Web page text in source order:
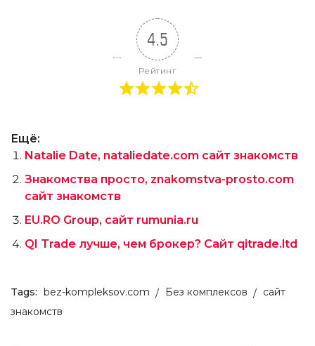
4.5
Рейтинг
Ещё:
Natalie Date, nataliedate.com сайт знакомств
Знакомства просто, znakomstva-prosto.com
сайт знакомств
EU.RO Group, сайт rumunia.ru
QI Trade лучше, чем брокер? Сайт qitrade.ltd
Tags: bez-kompleksov.com Без комплексов
сайт
знакомств